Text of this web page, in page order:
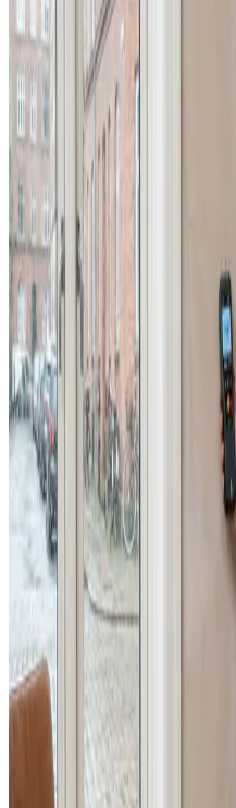
Alle ventilationsmærker
Fast pris uden overraskelser